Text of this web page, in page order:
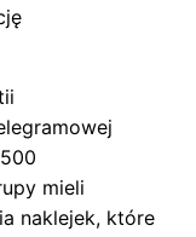
mieli
naklejek, które